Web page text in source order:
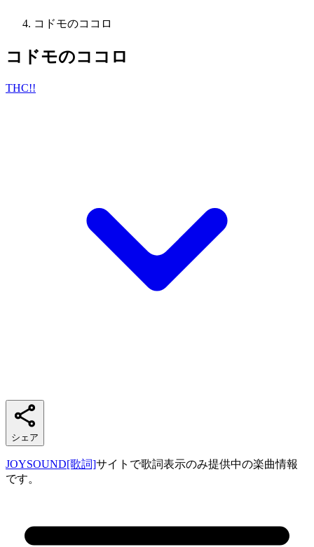
コドモのココロ
コドモのココロ
THC!!
シェア
JOYSOUND[歌詞]サイトで歌詞表示のみ提供中の楽曲情報
です。